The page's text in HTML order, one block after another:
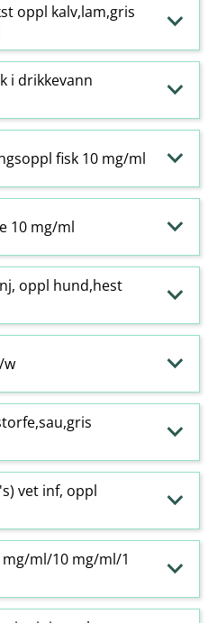
oppl kalv,lam,gris
i drikkevann
fisk 10 mg/ml
10 mg/ml
oppl hund,hest
​w
vet inf, oppl
ml/10 mg/ml/1